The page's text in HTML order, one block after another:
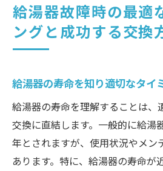
給湯器故障時の最適
ングと成功する交換
給湯器の寿命を知り適切なタイ
給湯器の寿命を理解することは、
交換に直結します。一般的に給湯
年とされますが、使用状況やメン
あります。特に、給湯器の寿命が